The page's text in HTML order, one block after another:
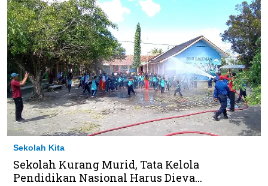
Sekolah Kita
Sekolah Kurang Murid, Tata Kelola
Pendidikan Nasional Harus Dieva...